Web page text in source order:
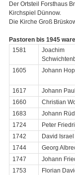
Der Ortsteil Forsthaus
Kirchspiel Dünnow.
Die Kirche Groß
Pastoren bis 1945
1581
Joachim
1605 Johann
1617
Johann
1660
Christian
1683
Johann
1724
Peter
1742
David Israel
1744
Georg
1747
Johann
1753
Florian